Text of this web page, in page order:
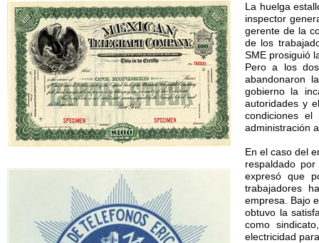
La huelga
inspector
gerente de la
de los
SME prosiguió
Pero a los
abandonaron
gobierno la
autoridades y
condiciones
administración
En el caso del
respaldado
expresó que
trabajadores
empresa. Bajo
obtuvo la
como
electricidad